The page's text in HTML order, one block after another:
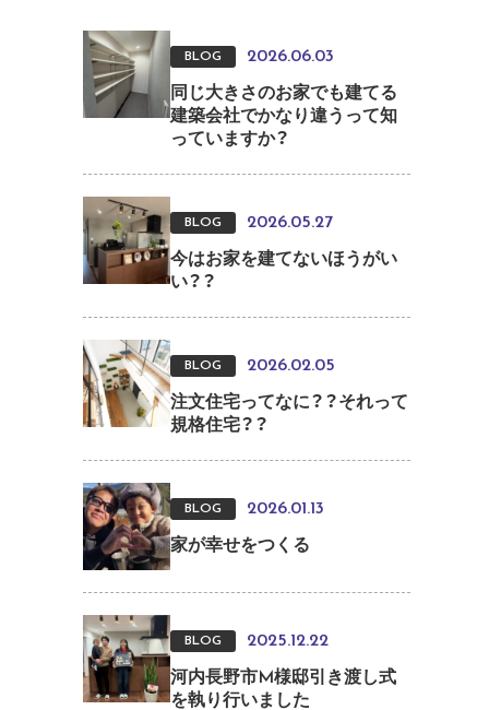
BLOG 2026.06.03
同じ大きさのお家でも建てる
建築会社でかなり違うって知
っていますか？
BLOG 2026.05.27
今はお家を建てないほうがい
い？？
BLOG 2026.02.05
注文住宅ってなに？？それって
規格住宅？？
BLOG 2026.01.13
家が幸せをつくる
BLOG 2025.12.22
河内長野市M様邸引き渡し式
を執り行いました